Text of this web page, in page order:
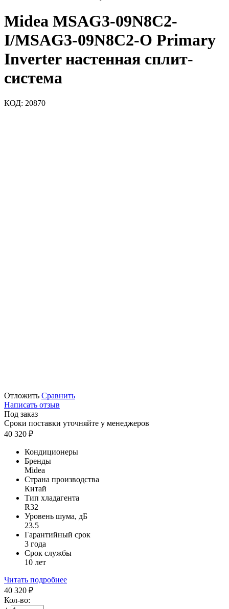
Midea MSAG3-09N8C2-
I/MSAG3-09N8C2-O Primary
Inverter настенная сплит-
система
КОД: 20870
Отложить Сравнить
Написать отзыв
Под заказ
Сроки поставки уточняйте у менеджеров
40 320 ₽
Кондиционеры
Бренды
Midea
Страна производства
Китай
Тип хладагента
R32
Уровень шума, дБ
23.5
Гарантийный срок
3 года
Срок службы
10 лет
Читать подробнее
40 320 ₽
Кол-во: